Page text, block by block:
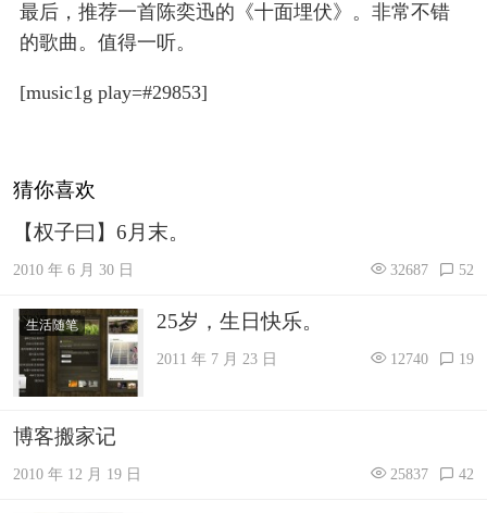
最后，推荐一首陈奕迅的《十面埋伏》。非常不错
的歌曲。值得一听。
[music1g play=#29853]
猜你喜欢
【权子曰】6月末。
2010 年 6 月 30 日 32687 52
生活随笔 25岁，生日快乐。
2011 年 7 月 23 日 12740 19
博客搬家记
2010 年 12 月 19 日 25837 42